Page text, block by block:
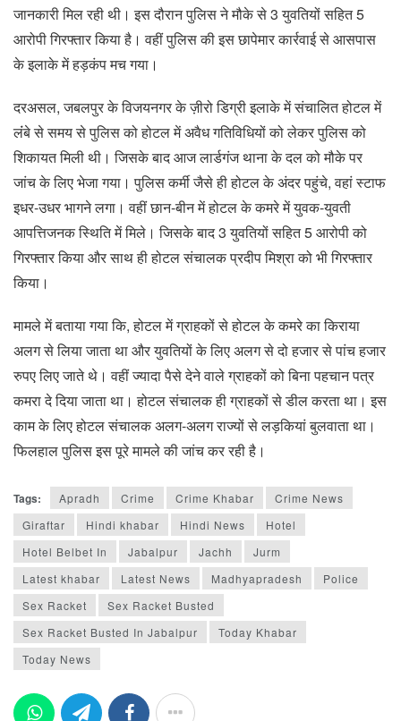
जानकारी मिल रही थी। इस दौरान पुलिस ने मौके से 3 युवतियों सहित 5
आरोपी गिरफ्तार किया है। वहीं पुलिस की इस छापेमार कार्रवाई से आसपास
के इलाके में हड़कंप मच गया।
दरअसल, जबलपुर के विजयनगर के ज़ीरो डिग्री इलाके में संचालित होटल में
लंंबे से समय से पुलिस को होटल में अवैध गतिविधियों को लेकर पुलिस को
शिकायत मिली थी। जिसके बाद आज लार्डगंज थाना के दल को मौके पर
जांच के लिए भेजा गया। पुलिस कर्मी जैसे ही होटल के अंदर पहुंचे, वहां स्टाफ
इधर-उधर भागने लगा। वहीं छान-बीन में होटल के कमरे में युवक-युवती
आपत्तिजनक स्थिति में मिले। जिसके बाद 3 युवतियों सहित 5 आरोपी को
गिरफ्तार किया और साथ ही होटल संचालक प्रदीप मिश्रा को भी गिरफ्तार
किया।
मामले में बताया गया कि, होटल में ग्राहकों से होटल के कमरे का किराया
अलग से लिया जाता था और युवतियों के लिए अलग से दो हजार से पांच हजार
रुपए लिए जाते थे। वहीं ज्यादा पैसे देने वाले ग्राहकों को बिना पहचान पत्र
कमरा दे दिया जाता था। होटल संचालक ही ग्राहकों से डील करता था। इस
काम के लिए होटल संचालक अलग-अलग राज्यों से लड़कियां बुलवाता था।
फिलहाल पुलिस इस पूरे मामले की जांच कर रही है।
Tags: Apradh Crime Crime Khabar
Crime News
Giraftar
Hindi khabar Hindi News
Hotel
Hotel Belbet In
Jabalpur Jachh
Jurm
Latest khabar
Latest News Madhyapradesh
Police
Sex Racket
Sex Racket Busted
Sex Racket Busted In Jabalpur
Today Khabar
Today News